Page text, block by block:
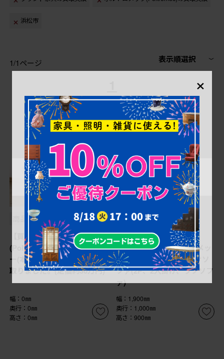
浜松市
1/1ページ 表示順選択
商品番号 B-058362
【買取】ポルトロメック
(Poltromec)のジェミニ レザ
ー(本革) 1人掛けソファを買
取りました。(定価約30万円)
幅：0㎜
奥行：0㎜
高さ：0㎜
商品番号 B-000015
【買取】中古 イタリア
IDC大塚家具 ポルトロメッ
ク(Poltromec) 二人掛けソ
ファ(2P、2人掛け、ラブソフ
ァ)
幅：1,900㎜
奥行：1,000㎜
高さ：900㎜
×